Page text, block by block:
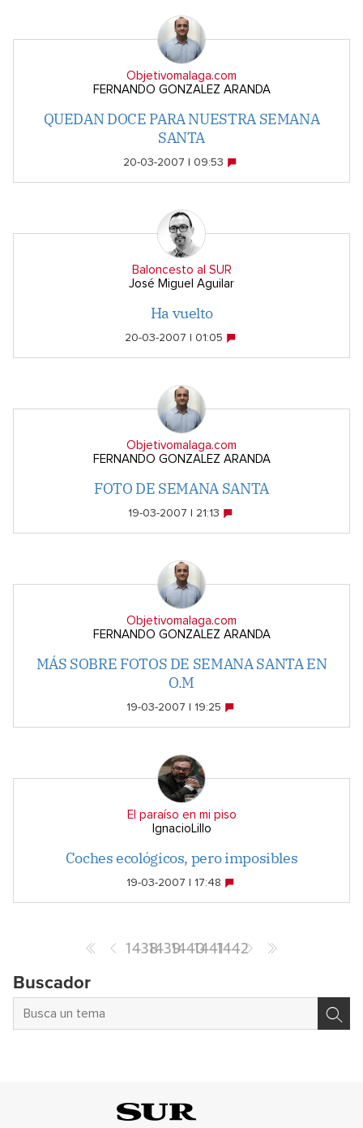
Objetivomalaga.com
FERNANDO GONZALEZ ARANDA
QUEDAN DOCE PARA NUESTRA SEMANA
SANTA
20-03-2007 | 09:53
Baloncesto al SUR
José Miguel Aguilar
Ha vuelto
20-03-2007 | 01:05
Objetivomalaga.com
FERNANDO GONZALEZ ARANDA
FOTO DE SEMANA SANTA
19-03-2007 | 21:13
Objetivomalaga.com
FERNANDO GONZALEZ ARANDA
MÁS SOBRE FOTOS DE SEMANA SANTA EN
O.M
19-03-2007 | 19:25
El paraíso en mi piso
IgnacioLillo
Coches ecológicos, pero imposibles
19-03-2007 | 17:48
14381439144014411442
Buscador